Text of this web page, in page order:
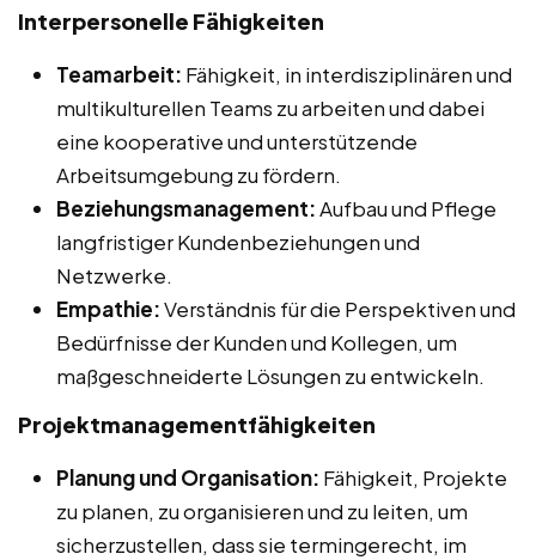
Interpersonelle Fähigkeiten
Teamarbeit: Fähigkeit, in interdisziplinären und
multikulturellen Teams zu arbeiten und dabei
eine kooperative und unterstützende
Arbeitsumgebung zu fördern.
Beziehungsmanagement:Aufbau und Pflege
langfristiger Kundenbeziehungen und
Netzwerke.
Empathie:Verständnis für die Perspektiven und
Bedürfnisse der Kunden und Kollegen, um
maßgeschneiderte Lösungen zu entwickeln.
Projektmanagementfähigkeiten
Planung und Organisation: Fähigkeit, Projekte
zu planen, zu organisieren und zu leiten, um
sicherzustellen, dass sie termingerecht, im